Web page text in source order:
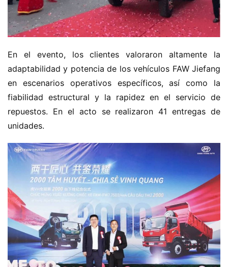
u
e
n
e
r
g
í
a
En el evento, los clientes valoraron altamente la
adaptabilidad y potencia de los vehículos FAW Jiefang
en escenarios operativos específicos, así como la
fiabilidad estructural y la rapidez en el servicio de
repuestos. En el acto se realizaron 41 entregas de
unidades.